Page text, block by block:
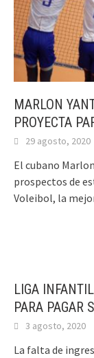
MARLON
PROYECTA
29 agosto, 2020
El cubano
prospectos de
Voleibol, la
LIGA
PARA PAGAR
3 agosto, 2020
La falta de